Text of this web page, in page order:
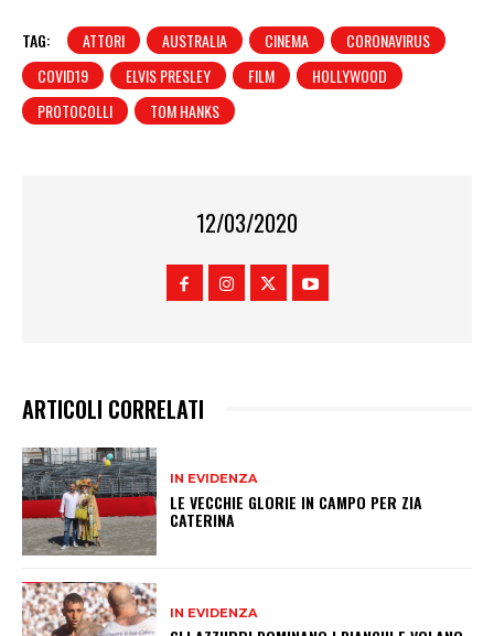
TAG: ATTORI AUSTRALIA CINEMA
CORONAVIRUS
COVID19
ELVIS PRESLEY FILM
HOLLYWOOD
PROTOCOLLI
TOM HANKS
12/03/2020
ARTICOLI CORRELATI
IN EVIDENZA
LE VECCHIE GLORIE IN CAMPO PER ZIA
CATERINA
IN EVIDENZA